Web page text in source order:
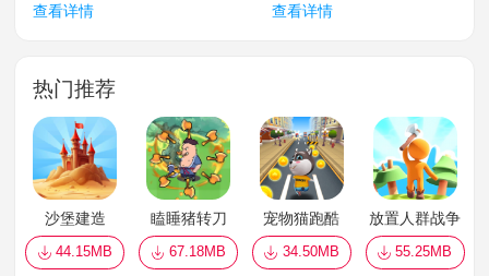
查看详情 查看详情
热门推荐
沙堡建造
44.15MB
瞌睡猪转刀
67.18MB
宠物猫跑酷
34.50MB
放置人群战争
55.25MB